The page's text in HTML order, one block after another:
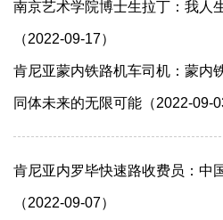
南京艺术学院博士生拉丁：我人
（2022-09-17）
肯尼亚蒙内铁路机车司机：蒙内
同体未来的无限可能（2022-09-
肯尼亚内罗毕快速路收费员：中
（2022-09-07）